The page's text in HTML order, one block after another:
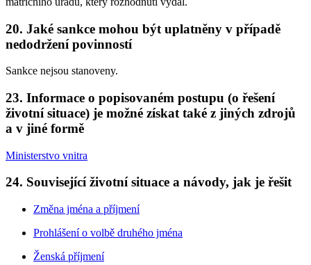
20. Jaké sankce mohou být uplatněny v případě
nedodržení povinností
Sankce nejsou stanoveny.
23. Informace o popisovaném postupu (o řešení
životní situace) je možné získat také z jiných zdrojů
a v jiné formě
Ministerstvo vnitra
24. Související životní situace a návody, jak je řešit
Změna jména a příjmení
Prohlášení o volbě druhého jména
Ženská příjmení